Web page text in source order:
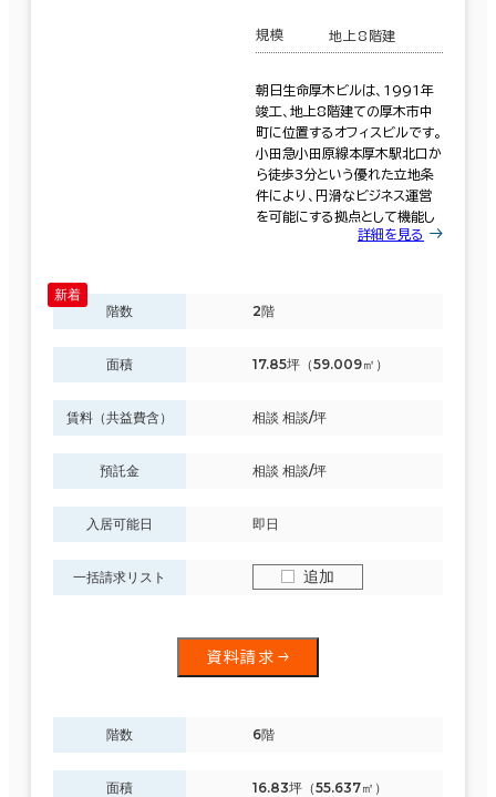
規模 地上8階建
朝日生命厚木ビルは、1991年
竣工、地上8階建ての厚木市中
町に位置するオフィスビルです。
小田急小田原線本厚木駅北口か
ら徒歩3分という優れた立地条
件により、円滑なビジネス運営
を可能にする拠点として機能し
詳細を見る
階数 2階
面積 17.85坪（59.009㎡）
賃料（共益費含） 相談 相談/坪
預託金 相談 相談/坪
入居可能日 即日
一括請求リスト 追加
資料請求
階数 6階
面積 16.83坪（55.637㎡）
条件で絞り込む
現在の条件
人数
複数フロアを含む